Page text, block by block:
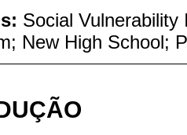
Social
New High School;